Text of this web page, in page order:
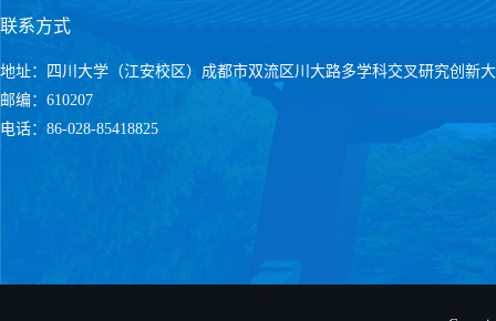
联系方式
地址：四川大学（江安校区）成都市双流区川大路多学科交叉研究创新
邮编：610207
电话：86-028-85418825